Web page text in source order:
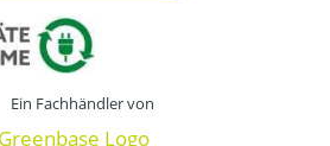
Ein Fachhändler von